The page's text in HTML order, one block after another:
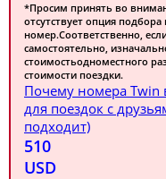
*Просим принять во
отсутствует опция
номер.Соответственно,
самостоятельно,
стоимостьодноместного
стоимости поездки.
Почему номера Twin
для поездок с
подходит)
510
USD